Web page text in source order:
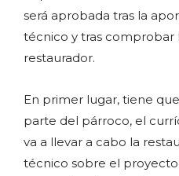
será aprobada tras la
técnico y tras comprobar
restaurador.
En primer lugar, tiene
parte del párroco, el
va a llevar a cabo la
técnico sobre el